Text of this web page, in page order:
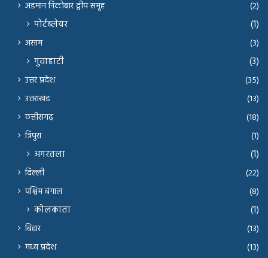
अंडमान निकोबार द्वीप समूह (2)
पोर्टब्लेयर (1)
असाम (3)
गुवाहाटी (3)
उत्तर प्रदेश
(35)
उत्तराखंड
(13)
छत्तीसगढ़
(18)
त्रिपुरा
(1)
अगरतला (1)
दिल्ली
(22)
पश्चिम बंगाल
(8)
कोलकाता (1)
बिहार
(13)
मध्य प्रदेश
(13)